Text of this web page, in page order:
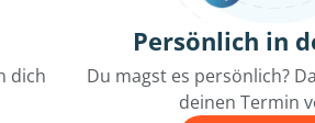
dich
Persönlich in
Du magst es persönlich?
deinen Termin